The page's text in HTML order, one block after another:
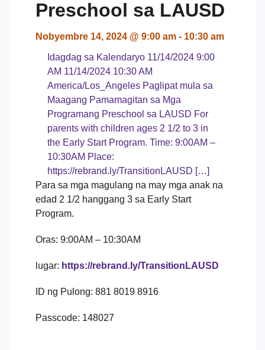
Preschool sa LAUSD
Nobyembre 14, 2024 @ 9:00 am - 10:30 am
Idagdag sa Kalendaryo 11/14/2024 9:00
AM 11/14/2024 10:30 AM
America/Los_Angeles Paglipat mula sa
Maagang Pamamagitan sa Mga
Programang Preschool sa LAUSD For
parents with children ages 2 1/2 to 3 in
the Early Start Program. Time: 9:00AM –
10:30AM Place:
https://rebrand.ly/TransitionLAUSD […]
Para sa mga magulang na may mga anak na
edad 2 1/2 hanggang 3 sa Early Start
Program.
Oras: 9:00AM – 10:30AM
lugar: https://rebrand.ly/TransitionLAUSD
ID ng Pulong: 881 8019 8916
Passcode: 148027